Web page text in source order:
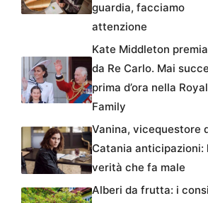
guardia, facciamo
attenzione
Kate Middleton
da Re Carlo. Mai
prima d’ora nella Royal
Family
Vanina, vicequestore
Catania anticipazioni:
verità che fa male
Alberi da frutta: i